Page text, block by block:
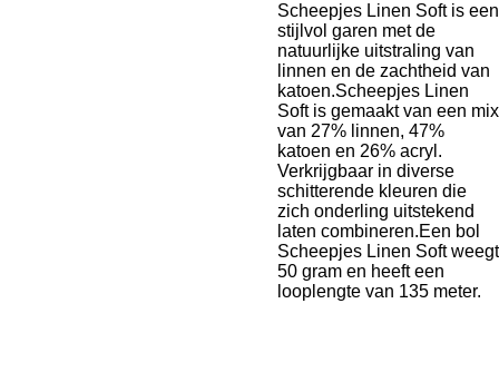
Scheepjes Linen Soft is een
stijlvol garen met de
natuurlijke uitstraling van
linnen en de zachtheid van
katoen.Scheepjes Linen
Soft is gemaakt van een mix
van 27% linnen, 47%
katoen en 26% acryl.
Verkrijgbaar in diverse
schitterende kleuren die
zich onderling uitstekend
laten combineren.Een bol
Scheepjes Linen Soft weegt
50 gram en heeft een
looplengte van 135 meter.